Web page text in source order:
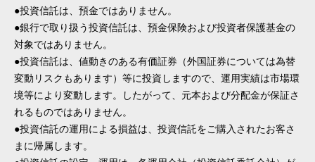
●投資信託は、預金ではありません。
●銀行で取り扱う投資信託は、預金保険および投資者保護基金の
対象ではありません。
●投資信託は、値動きのある有価証券（外国証券については為替
変動リスクもあります）等に投資しますので、運用実績は市場環
境等により変動します。したがって、元本および分配金が保証さ
れるものではありません。
●投資信託の運用による損益は、投資信託をご購入されたお客さ
まに帰属します。